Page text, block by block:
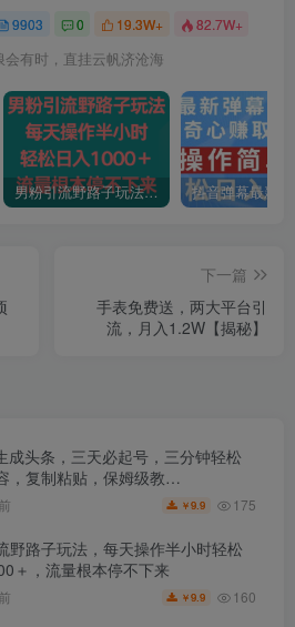
9903 0 19.3W+ 82.7W+
会有时，直挂云帆济沧海
男粉引流野路子玩法，每天操作半小时轻松日入1000＋，流量根本停不下来
下一篇
手表免费送，两大平台引
流，月入1.2W【揭秘】
成头条，三天必起号，三分钟轻松
，复制粘贴，保姆级教…
￥9.9 175
野路子玩法，每天操作半小时轻松
＋，流量根本停不下来
￥9.9 160